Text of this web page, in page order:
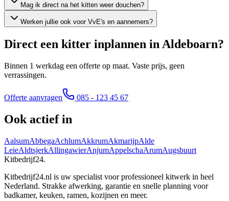
Mag ik direct na het kitten weer douchen?
Werken jullie ook voor VvE's en aannemers?
Direct een kitter inplannen in Aldeboarn?
Binnen 1 werkdag een offerte op maat. Vaste prijs, geen
verrassingen.
Offerte aanvragen 085 - 123 45 67
Ook actief in
AalsumAbbegaAchlumAkkrumAkmarijpAlde
LeieAldtsjerkAllingawierAnjumAppelschaArumAugsbuurt
Kitbedrijf24.
Kitbedrijf24.nl is uw specialist voor professioneel kitwerk in heel
Nederland. Strakke afwerking, garantie en snelle planning voor
badkamer, keuken, ramen, kozijnen en meer.